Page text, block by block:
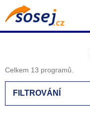
Celkem 13 programů.
FILTROVÁNÍ